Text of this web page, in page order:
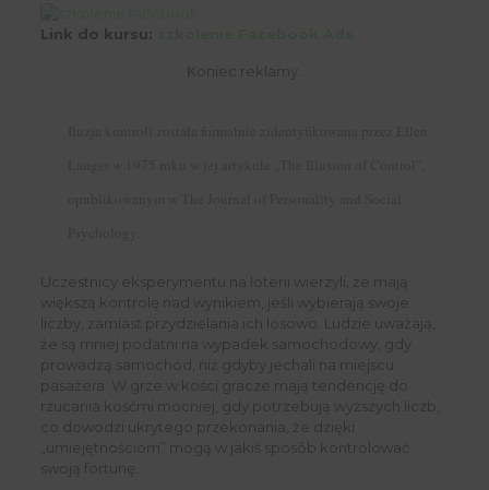
Link do kursu:
Koniec reklamy.
Uczestnicy eksperymentu na loterii wierzyli, że mają
większą kontrolę nad wynikiem, jeśli wybierają swoje
liczby, zamiast przydzielania ich losowo. Ludzie uważają,
że są mniej podatni na wypadek samochodowy, gdy
prowadzą samochód, niż gdyby jechali na miejscu
pasażera. W grze w kości gracze mają tendencję do
rzucania kośćmi mocniej, gdy potrzebują wyższych liczb,
co dowodzi ukrytego przekonania, że dzięki
„umiejętnościom” mogą w jakiś sposób kontrolować
swoją fortunę.